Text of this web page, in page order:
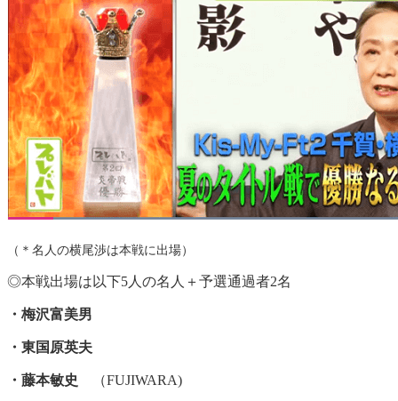
（＊名人の横尾渉は本戦に出場）
◎本戦出場は以下5人の名人＋予選通過者2名
・梅沢富美男
・東国原英夫
・藤本敏史 （FUJIWARA)